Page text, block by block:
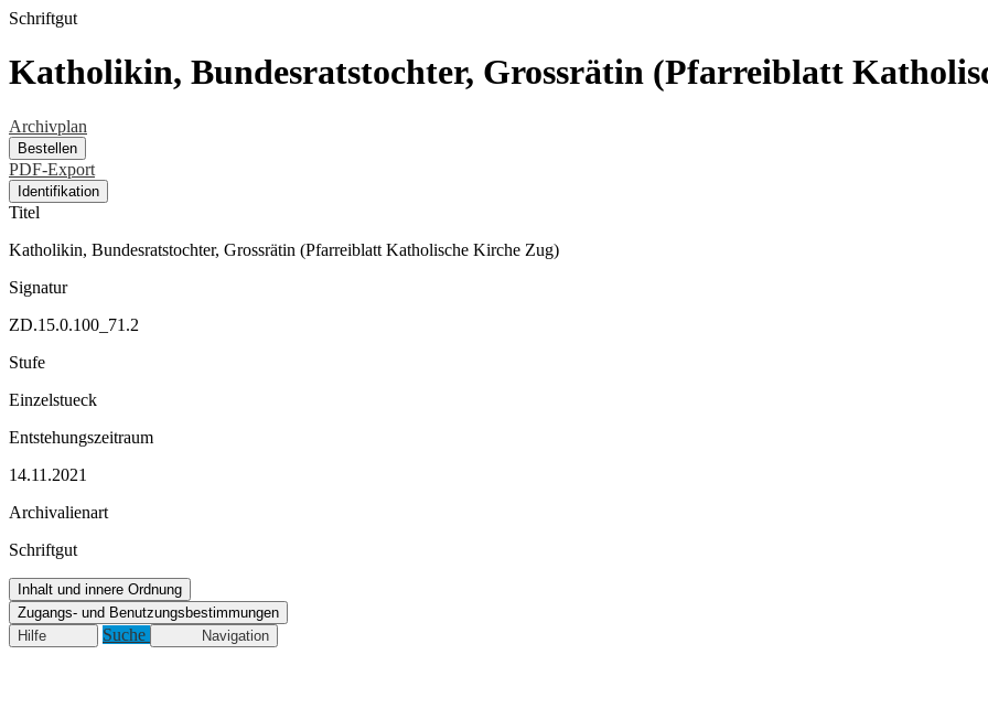
Schriftgut
Katholikin, Bundesratstochter, Grossrätin (Pfarreiblatt
Archivplan
Bestellen
PDF-Export
Identifikation
Titel
Katholikin, Bundesratstochter, Grossrätin (Pfarreiblatt Katholische Kirche Zug)
Signatur
ZD.15.0.100_71.2
Stufe
Einzelstueck
Entstehungszeitraum
14.11.2021
Archivalienart
Schriftgut
Inhalt und innere Ordnung
Zugangs- und Benutzungsbestimmungen
Hilfe
Suche Navigation